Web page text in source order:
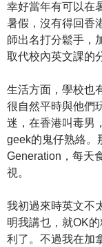
幸好當年有可以在
暑假，沒有得回香
師出名打分鬆手，
取代校內英文課的
生活方面，學校也
很自然平時與他們
迷，在香港叫毒男
geek的鬼仔熟絡。
Generation，每天
視。
我初過來時英文不
明我講乜，就OK
利了。不過我在加